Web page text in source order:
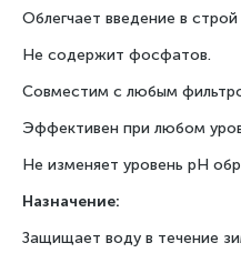
Облегчает введение в
Не содержит фосфатов.
Совместим с любым
Эффективен при любом
Не изменяет уровень рН
Назначение:
Защищает воду в течение